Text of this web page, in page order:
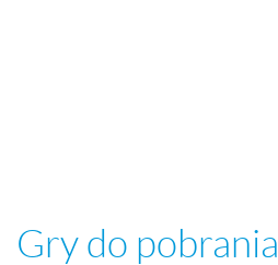
Gry do pobrania